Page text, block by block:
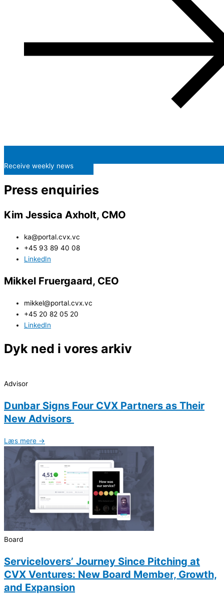
Receive weekly news
Press enquiries
Kim Jessica Axholt, CMO
ka@portal.cvx.vc​
+45 93 89 40 08
LinkedIn
Mikkel Fruergaard, CEO
mikkel@portal.cvx.vc
+45 20 82 05 20
LinkedIn
Dyk ned i vores arkiv
Advisor
Dunbar Signs Four CVX Partners as Their
New Advisors
Læs mere →
Board
Servicelovers’ Journey Since Pitching at
CVX Ventures: New Board Member, Growth,
and Expansion